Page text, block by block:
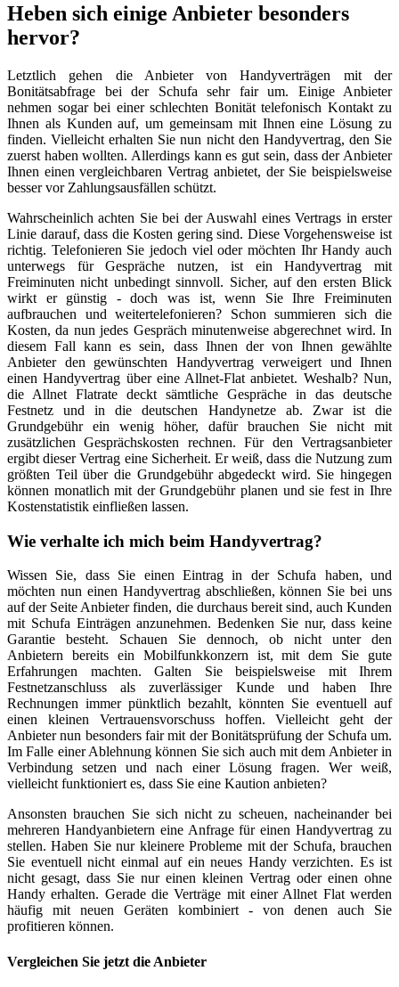
Heben sich einige Anbieter besonders
hervor?
Letztlich gehen die Anbieter von Handyverträgen mit der
Bonitätsabfrage bei der Schufa sehr fair um. Einige Anbieter
nehmen sogar bei einer schlechten Bonität telefonisch Kontakt zu
Ihnen als Kunden auf, um gemeinsam mit Ihnen eine Lösung zu
finden. Vielleicht erhalten Sie nun nicht den Handyvertrag, den Sie
zuerst haben wollten. Allerdings kann es gut sein, dass der Anbieter
Ihnen einen vergleichbaren Vertrag anbietet, der Sie beispielsweise
besser vor Zahlungsausfällen schützt.
Wahrscheinlich achten Sie bei der Auswahl eines Vertrags in erster
Linie darauf, dass die Kosten gering sind. Diese Vorgehensweise ist
richtig. Telefonieren Sie jedoch viel oder möchten Ihr Handy auch
unterwegs für Gespräche nutzen, ist ein Handyvertrag mit
Freiminuten nicht unbedingt sinnvoll. Sicher, auf den ersten Blick
wirkt er günstig - doch was ist, wenn Sie Ihre Freiminuten
aufbrauchen und weitertelefonieren? Schon summieren sich die
Kosten, da nun jedes Gespräch minutenweise abgerechnet wird. In
diesem Fall kann es sein, dass Ihnen der von Ihnen gewählte
Anbieter den gewünschten Handyvertrag verweigert und Ihnen
einen Handyvertrag über eine Allnet-Flat anbietet. Weshalb? Nun,
die Allnet Flatrate deckt sämtliche Gespräche in das deutsche
Festnetz und in die deutschen Handynetze ab. Zwar ist die
Grundgebühr ein wenig höher, dafür brauchen Sie nicht mit
zusätzlichen Gesprächskosten rechnen. Für den Vertragsanbieter
ergibt dieser Vertrag eine Sicherheit. Er weiß, dass die Nutzung zum
größten Teil über die Grundgebühr abgedeckt wird. Sie hingegen
können monatlich mit der Grundgebühr planen und sie fest in Ihre
Kostenstatistik einfließen lassen.
Wie verhalte ich mich beim Handyvertrag?
Wissen Sie, dass Sie einen Eintrag in der Schufa haben, und
möchten nun einen Handyvertrag abschließen, können Sie bei uns
auf der Seite Anbieter finden, die durchaus bereit sind, auch Kunden
mit Schufa Einträgen anzunehmen. Bedenken Sie nur, dass keine
Garantie besteht. Schauen Sie dennoch, ob nicht unter den
Anbietern bereits ein Mobilfunkkonzern ist, mit dem Sie gute
Erfahrungen machten. Galten Sie beispielsweise mit Ihrem
Festnetzanschluss als zuverlässiger Kunde und haben Ihre
Rechnungen immer pünktlich bezahlt, könnten Sie eventuell auf
einen kleinen Vertrauensvorschuss hoffen. Vielleicht geht der
Anbieter nun besonders fair mit der Bonitätsprüfung der Schufa um.
Im Falle einer Ablehnung können Sie sich auch mit dem Anbieter in
Verbindung setzen und nach einer Lösung fragen. Wer weiß,
vielleicht funktioniert es, dass Sie eine Kaution anbieten?
Ansonsten brauchen Sie sich nicht zu scheuen, nacheinander bei
mehreren Handyanbietern eine Anfrage für einen Handyvertrag zu
stellen. Haben Sie nur kleinere Probleme mit der Schufa, brauchen
Sie eventuell nicht einmal auf ein neues Handy verzichten. Es ist
nicht gesagt, dass Sie nur einen kleinen Vertrag oder einen ohne
Handy erhalten. Gerade die Verträge mit einer Allnet Flat werden
häufig mit neuen Geräten kombiniert - von denen auch Sie
profitieren können.
Vergleichen Sie jetzt die Anbieter